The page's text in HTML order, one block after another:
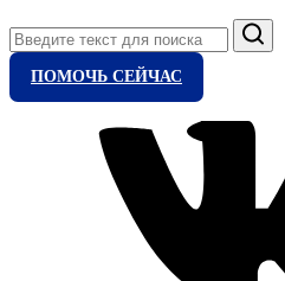
Поиск
ПОМОЧЬ СЕЙЧАС